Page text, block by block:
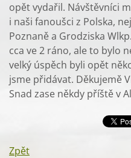
opět vydařil. Návštěvníci
i naši fanoušci z Polska,
Poznaně a Grodziska
cca ve 2 ráno, ale to bylo
velký úspěch byli opět
jsme přidávat. Děkujemě
Snad zase někdy příště v
Zpět